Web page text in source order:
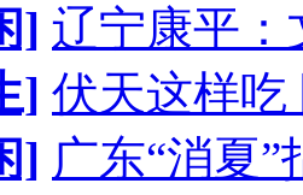
] 辽宁康平：
] 伏天这样吃
] 广东“消夏”